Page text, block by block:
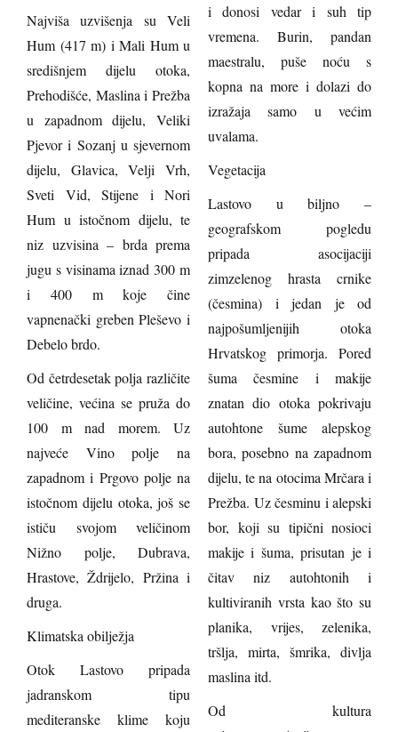
Najviša uzvišenja su Veli
Hum (417 m) i Mali Hum u
središnjem dijelu otoka,
Prehodišće, Maslina i Prežba
u zapadnom dijelu, Veliki
Pjevor i Sozanj u sjevernom
dijelu, Glavica, Velji Vrh,
Sveti Vid, Stijene i Nori
Hum u istočnom dijelu, te
niz uzvisina – brda prema
jugu s visinama iznad 300 m
i 400 m koje čine
vapnenački greben Pleševo i
Debelo brdo.
Od četrdesetak polja različite
veličine, većina se pruža do
100 m nad morem. Uz
najveće Vino polje na
zapadnom i Prgovo polje na
istočnom dijelu otoka, još se
ističu svojom veličinom
Nižno polje, Dubrava,
Hrastove, Ždrijelo, Pržina i
druga.
Klimatska obilježja
Otok Lastovo pripada
jadranskom tipu
mediteranske klime koju
i donosi vedar i suh tip
vremena. Burin, pandan
maestralu, puše noću s
kopna na more i dolazi do
izražaja samo u većim
uvalama.
Vegetacija
Lastovo u biljno –
geografskom pogledu
pripada asocijaciji
zimzelenog hrasta crnike
(česmina) i jedan je od
najpošumljenijih otoka
Hrvatskog primorja. Pored
šuma česmine i makije
znatan dio otoka pokrivaju
autohtone šume alepskog
bora, posebno na zapadnom
dijelu, te na otocima Mrčara i
Prežba. Uz česminu i alepski
bor, koji su tipični nosioci
makije i šuma, prisutan je i
čitav niz autohtonih i
kultiviranih vrsta kao što su
planika, vrijes, zelenika,
tršlja, mirta, šmrika, divlja
maslina itd.
Od kultura